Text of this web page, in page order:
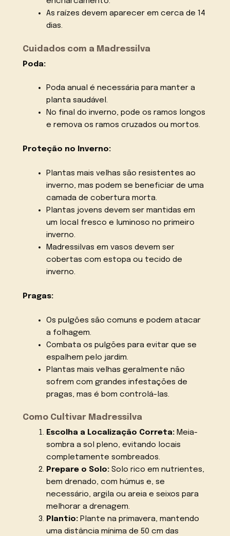
As raízes devem aparecer em cerca de 14
dias.
Cuidados com a Madressilva
Poda:
Poda anual é necessária para manter a
planta saudável.
No final do inverno, pode os ramos longos
e remova os ramos cruzados ou mortos.
Proteção no Inverno:
Plantas mais velhas são resistentes ao
inverno, mas podem se beneficiar de uma
camada de cobertura morta.
Plantas jovens devem ser mantidas em
um local fresco e luminoso no primeiro
inverno.
Madressilvas em vasos devem ser
cobertas com estopa ou tecido de
inverno.
Pragas:
Os pulgões são comuns e podem atacar
a folhagem.
Combata os pulgões para evitar que se
espalhem pelo jardim.
Plantas mais velhas geralmente não
sofrem com grandes infestações de
pragas, mas é bom controlá-las.
Como Cultivar Madressilva
Escolha a Localização Correta:Meia-
sombra a sol pleno, evitando locais
completamente sombreados.
Prepare o Solo:Solo rico em nutrientes,
bem drenado, com húmus e, se
necessário, argila ou areia e seixos para
melhorar a drenagem.
Plantio:Plante na primavera, mantendo
uma distância mínima de 50 cm das